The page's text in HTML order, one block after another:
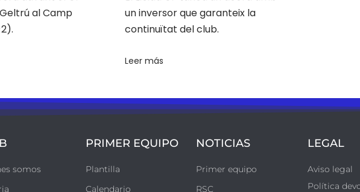
al Camp
un inversor que garanteix la
continuïtat del club.
Leer más
somos
PRIMER EQUIPO
Plantilla
Calendario
NOTICIAS
Primer equipo
RSC
LEGAL
Aviso legal
Política